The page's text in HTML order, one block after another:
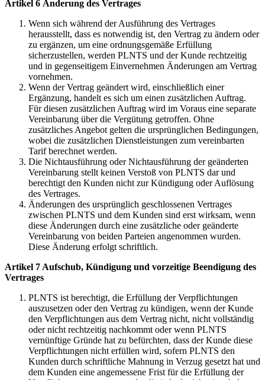
Artikel 6 Änderung des Vertrages
Wenn sich während der Ausführung des Vertrages
herausstellt, dass es notwendig ist, den Vertrag zu ändern oder
zu ergänzen, um eine ordnungsgemäße Erfüllung
sicherzustellen, werden PLNTS und der Kunde rechtzeitig
und in gegenseitigem Einvernehmen Änderungen am Vertrag
vornehmen.
Wenn der Vertrag geändert wird, einschließlich einer
Ergänzung, handelt es sich um einen zusätzlichen Auftrag.
Für diesen zusätzlichen Auftrag wird im Voraus eine separate
Vereinbarung über die Vergütung getroffen. Ohne
zusätzliches Angebot gelten die ursprünglichen Bedingungen,
wobei die zusätzlichen Dienstleistungen zum vereinbarten
Tarif berechnet werden.
Die Nichtausführung oder Nichtausführung der geänderten
Vereinbarung stellt keinen Verstoß von PLNTS dar und
berechtigt den Kunden nicht zur Kündigung oder Auflösung
des Vertrages.
Änderungen des ursprünglich geschlossenen Vertrages
zwischen PLNTS und dem Kunden sind erst wirksam, wenn
diese Änderungen durch eine zusätzliche oder geänderte
Vereinbarung von beiden Parteien angenommen wurden.
Diese Änderung erfolgt schriftlich.
Artikel 7 Aufschub, Kündigung und vorzeitige Beendigung des
Vertrages
PLNTS ist berechtigt, die Erfüllung der Verpflichtungen
auszusetzen oder den Vertrag zu kündigen, wenn der Kunde
den Verpflichtungen aus dem Vertrag nicht, nicht vollständig
oder nicht rechtzeitig nachkommt oder wenn PLNTS
vernünftige Gründe hat zu befürchten, dass der Kunde diese
Verpflichtungen nicht erfüllen wird, sofern PLNTS den
Kunden durch schriftliche Mahnung in Verzug gesetzt hat und
dem Kunden eine angemessene Frist für die Erfüllung der